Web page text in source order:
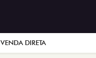
VENDA DIRETA